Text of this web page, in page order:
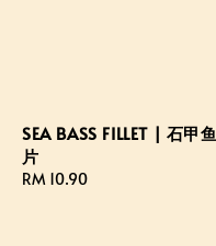
SEA BASS FILLET | 石甲鱼
片
Regular
RM 10.90